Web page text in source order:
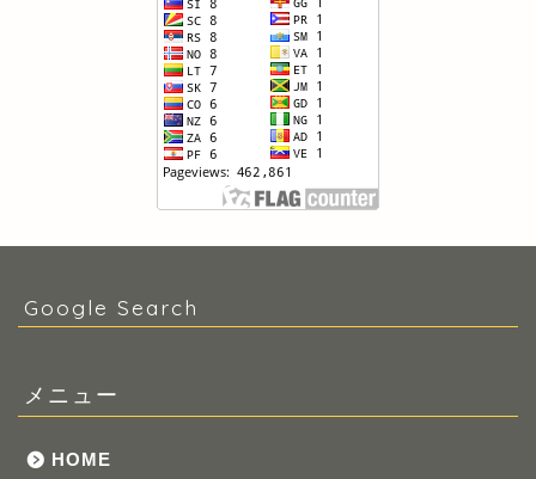
Google Search
メニュー
HOME